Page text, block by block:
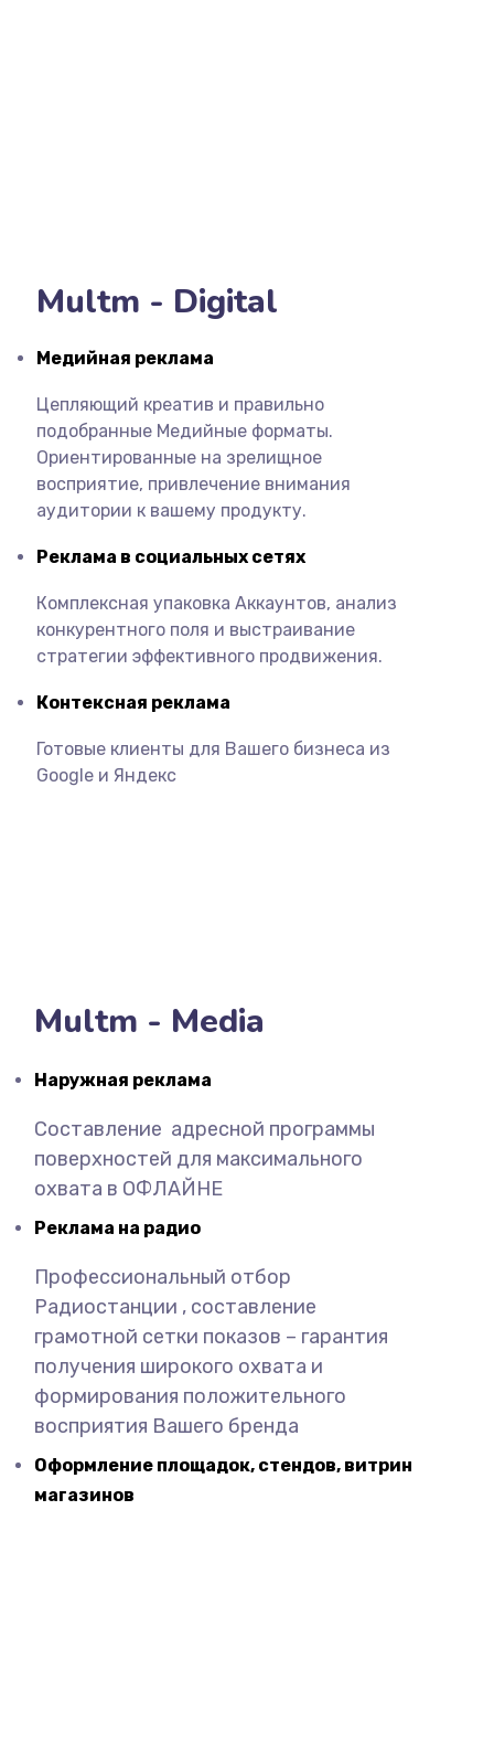
Multm - Digital
Медийная реклама
Цепляющий креатив и правильно
подобранные Медийные форматы.
Ориентированные на зрелищное
восприятие, привлечение внимания
аудитории к вашему продукту.
Реклама в социальных сетях
Комплексная упаковка Аккаунтов, анализ
конкурентного поля и выстраивание
стратегии эффективного продвижения.
Контексная реклама
Готовые клиенты для Вашего бизнеса из
Google и Яндекс
Multm - Media
Наружная реклама
Составление адресной программы
поверхностей для максимального
охвата в ОФЛАЙНЕ
Реклама на радио
Профессиональный отбор
Радиостанции , составление
грамотной сетки показов – гарантия
получения широкого охвата и
формирования положительного
восприятия Вашего бренда
Оформление площадок, стендов, витрин
магазинов